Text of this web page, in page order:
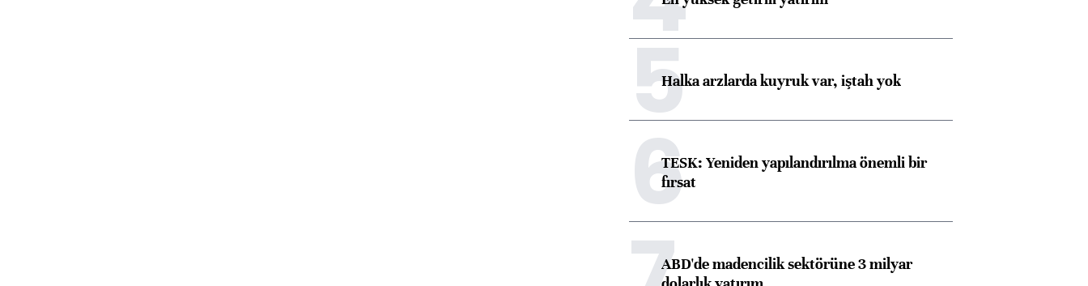
5Halka arzlarda kuyruk var, iştah yok
6TESK: Yeniden yapılandırılma önemli bir
fırsat
ABD'de madencilik sektörüne 3 milyar